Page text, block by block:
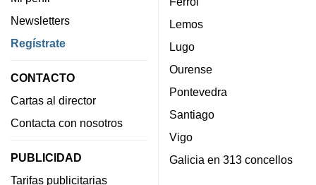
Newsletters
Regístrate
CONTACTO
Cartas al director
Contacta con nosotros
PUBLICIDAD
Tarifas publicitarias
Lemos
Lugo
Ourense
Pontevedra
Santiago
Vigo
Galicia en 313 concellos